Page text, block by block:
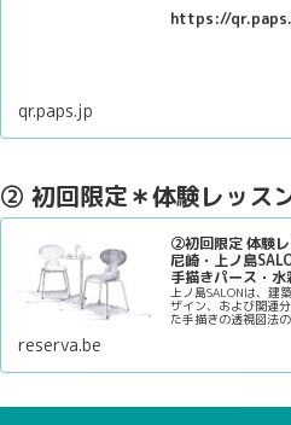
https://
qr.paps.jp
② 初回限定＊体験レッス
②初回限定 体験
尼崎・上ノ島
手描きパース・水
上ノ島SALONは、建
ザイン、および関連
た手描きの透視図法
い人に…
reserva.be